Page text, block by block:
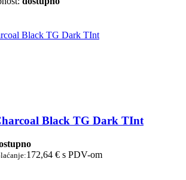
Black TG Dark TInt
172,64 € s PDV-om